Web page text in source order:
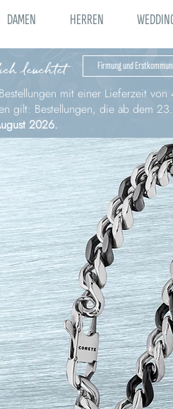
DAMEN HERREN
leuchtet Firmung und
mit einer Lieferzeit
gilt: Bestellungen, die ab dem
2026.